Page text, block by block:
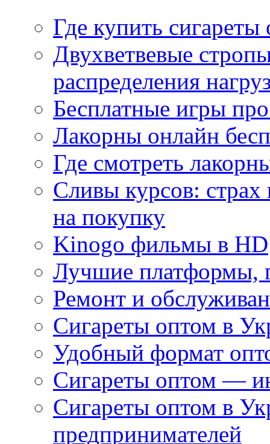
Где купить
Двухветвевые
распределения
Бесплатные игры
Лакорны онлайн
Где смотреть
Сливы курсов:
на покупку
Kinogo фильмы в HD
Лучшие платформы,
Ремонт и
Сигареты оптом в
Удобный формат
Сигареты оптом —
Сигареты оптом в
предпринимателей